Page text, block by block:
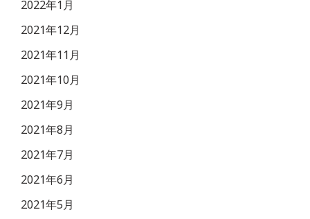
2022年1月
2021年12月
2021年11月
2021年10月
2021年9月
2021年8月
2021年7月
2021年6月
2021年5月